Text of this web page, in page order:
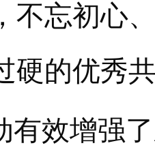
不忘初心
硬的优秀
有效增强